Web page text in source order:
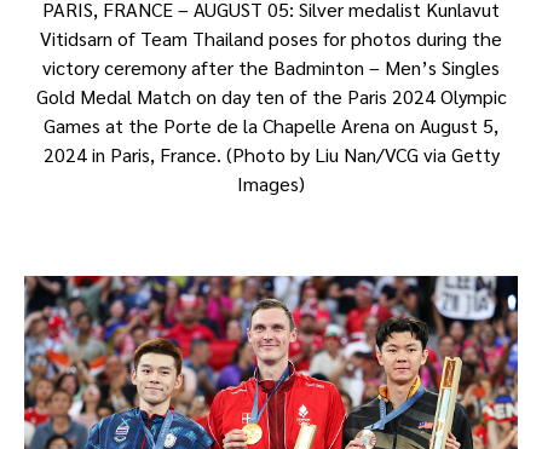
PARIS, FRANCE – AUGUST 05: Silver medalist Kunlavut
Vitidsarn of Team Thailand poses for photos during the
victory ceremony after the Badminton – Men’s Singles
Gold Medal Match on day ten of the Paris 2024 Olympic
Games at the Porte de la Chapelle Arena on August 5,
2024 in Paris, France. (Photo by Liu Nan/VCG via Getty
Images)